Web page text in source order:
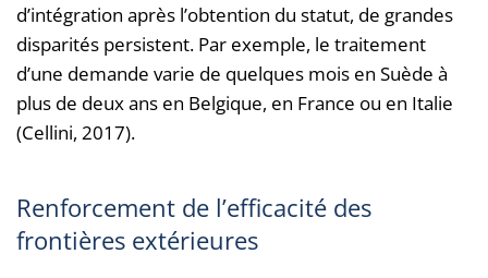
d’intégration après l’obtention du statut, de grandes
disparités persistent. Par exemple, le traitement
d’une demande varie de quelques mois en Suède à
plus de deux ans en Belgique, en France ou en Italie
(Cellini, 2017).
Renforcement de l’efficacité des
frontières extérieures